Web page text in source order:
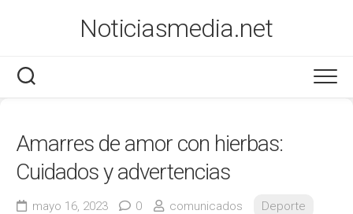
Noticiasmedia.net
Salud
Amarres de amor con hierbas:
Cuidados y advertencias
mayo 16, 2023 0 comunicados Deporte